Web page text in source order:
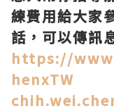
練費用給大家
話，可以傳訊
https://
henxTW